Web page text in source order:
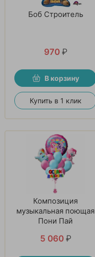
Боб Строитель
970 ₽
В корзину
Купить в 1 клик
Композиция
музыкальная поющая
Пони Пай
5 060 ₽